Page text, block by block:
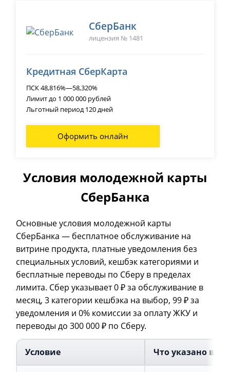
СберБанк
лицензия № 1481
Кредитная СберКарта
ПСК 48,816%—58,320%
Лимит до 1 000 000 рублей
Льготный период 120 дней
Оформить онлайн
Условия молодежной карты
СберБанка
Основные условия молодежной карты
СберБанка — бесплатное обслуживание на
витрине продукта, платные уведомления без
специальных условий, кешбэк категориями и
бесплатные переводы по Сберу в пределах
лимита. Сбер указывает 0 ₽ за обслуживание в
месяц, 3 категории кешбэка на выбор, 99 ₽ за
уведомления и 0% комиссии за оплату ЖКУ и
переводы до 300 000 ₽ по Сберу.
Условие Что указано в